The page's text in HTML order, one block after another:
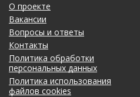
О проекте
Вакансии
Вопросы и ответы
Контакты
Политика обработки
персональных данных
Политика использования
файлов cookies